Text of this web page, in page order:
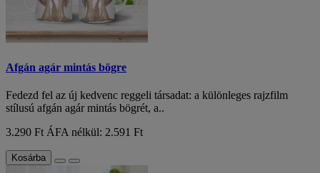
Afgán agár mintás bögre
Fedezd fel az új kedvenc reggeli társadat: a különleges rajzfilm
stílusú afgán agár mintás bögrét, a..
3.290 Ft ÁFA nélkül: 2.591 Ft
Kosárba